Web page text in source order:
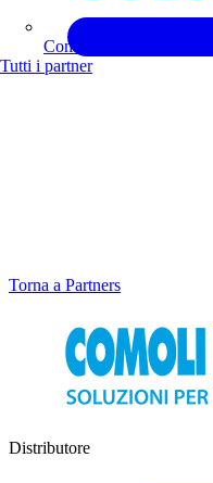
Comoli Ferrari
Tutti i partner
Torna a Partners
Distributore